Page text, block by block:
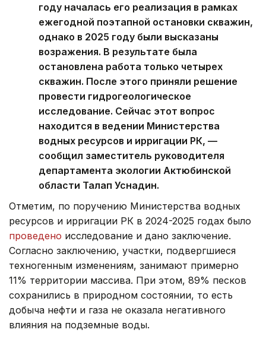
году началась его реализация в рамках
ежегодной поэтапной остановки скважин,
однако в 2025 году были высказаны
возражения. В результате была
остановлена работа только четырех
скважин. После этого приняли решение
провести гидрогеологическое
исследование. Сейчас этот вопрос
находится в ведении Министерства
водных ресурсов и ирригации РК, —
сообщил заместитель руководителя
департамента экологии Актюбинской
области Талап Уснадин.
Отметим, по поручению Министерства водных
ресурсов и ирригации РК в 2024-2025 годах было
проведено исследование и дано заключение.
Согласно заключению, участки, подвергшиеся
техногенным изменениям, занимают примерно
11% территории массива. При этом, 89% песков
сохранились в природном состоянии, то есть
добыча нефти и газа не оказала негативного
влияния на подземные воды.